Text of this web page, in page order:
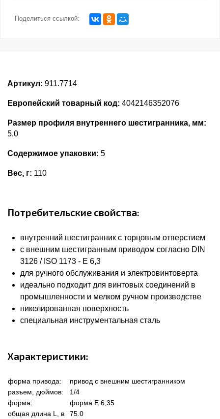
Поделиться ссылкой:
Артикул: 911.7714
Европейский товарный код: 4042146352076
Размер профиля внутреннего шестигранника, мм:
5,0
Содержимое упаковки: 5
Вес, г: 110
Потребительские свойства:
внутренний шестигранник с торцовым отверстием
с внешним шестигранным приводом согласно DIN
3126 / ISO 1173 - E 6,3
для ручного обслуживания и электровинтоверта
идеально подходит для винтовых соединений в
промышленности и мелком ручном производстве
никелированная поверхность
специальная инструментальная сталь
Характеристики:
форма привода:
привод с внешним шестигранником
разъем, дюймов:
1/4
форма:
форма Е 6,35
общая длина L, в
75.0